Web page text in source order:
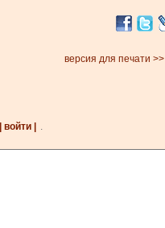
версия для печати >>
| войти |
.